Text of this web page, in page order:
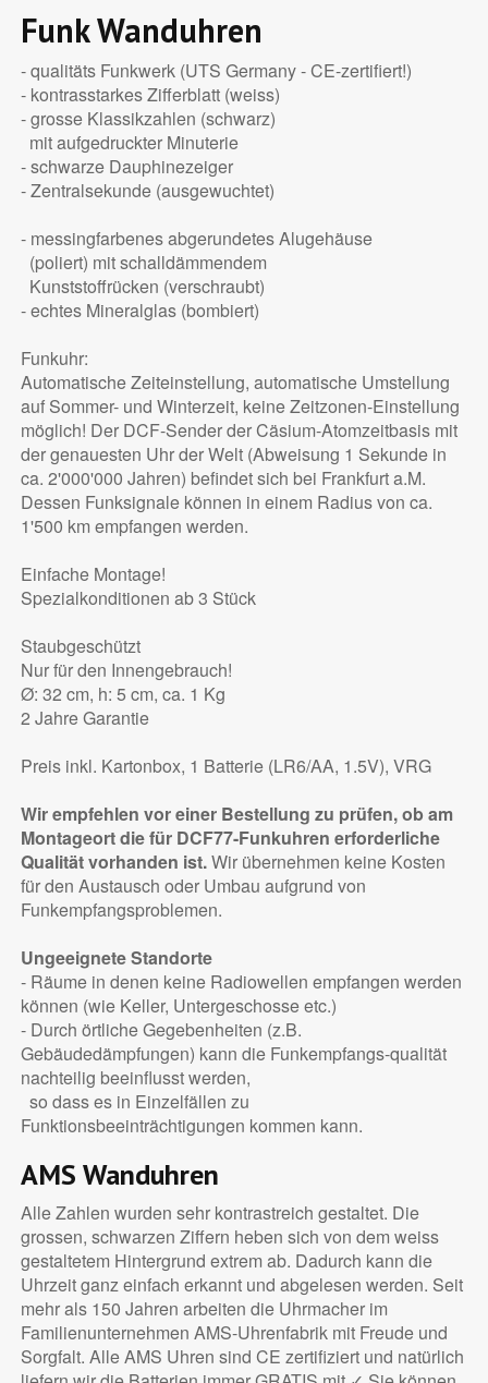
Funk Wanduhren
- qualitäts Funkwerk (UTS Germany - CE-zertifiert!)
- kontrasstarkes Zifferblatt (weiss)
- grosse Klassikzahlen (schwarz)
mit aufgedruckter Minuterie
- schwarze Dauphinezeiger
- Zentralsekunde (ausgewuchtet)
- messingfarbenes abgerundetes Alugehäuse
(poliert) mit schalldämmendem
Kunststoffrücken (verschraubt)
- echtes Mineralglas (bombiert)
Funkuhr:
Automatische Zeiteinstellung, automatische Umstellung
auf Sommer- und Winterzeit, keine Zeitzonen-Einstellung
möglich! Der DCF-Sender der Cäsium-Atomzeitbasis mit
der genauesten Uhr der Welt (Abweisung 1 Sekunde in
ca. 2'000'000 Jahren) befindet sich bei Frankfurt a.M.
Dessen Funksignale können in einem Radius von ca.
1'500 km empfangen werden.
Einfache Montage!
Spezialkonditionen ab 3 Stück
Staubgeschützt
Nur für den Innengebrauch!
Ø: 32 cm, h: 5 cm, ca. 1 Kg
2 Jahre Garantie
Preis inkl. Kartonbox, 1 Batterie (LR6/AA, 1.5V), VRG
Wir empfehlen vor einer Bestellung zu prüfen, ob am
Montageort die für DCF77-Funkuhren erforderliche
Qualität vorhanden ist.Wir übernehmen keine Kosten
für den Austausch oder Umbau aufgrund von
Funkempfangsproblemen.
Ungeeignete Standorte
- Räume in denen keine Radiowellen empfangen werden
können (wie Keller, Untergeschosse etc.)
- Durch örtliche Gegebenheiten (z.B.
Gebäudedämpfungen) kann die Funkempfangs-qualität
nachteilig beeinflusst werden,
so dass es in Einzelfällen zu
Funktionsbeeinträchtigungen kommen kann.
AMS Wanduhren
Alle Zahlen wurden sehr kontrastreich gestaltet. Die
grossen, schwarzen Ziffern heben sich von dem weiss
gestaltetem Hintergrund extrem ab. Dadurch kann die
Uhrzeit ganz einfach erkannt und abgelesen werden. Seit
mehr als 150 Jahren arbeiten die Uhrmacher im
Familienunternehmen AMS-Uhrenfabrik mit Freude und
Sorgfalt. Alle AMS Uhren sind CE zertifiziert und natürlich